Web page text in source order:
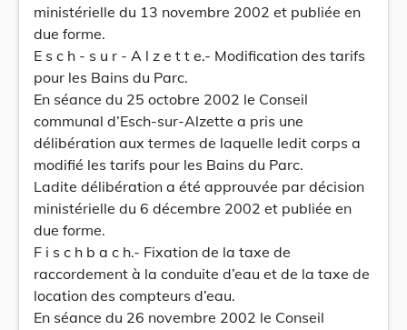
ministérielle du 13 novembre 2002 et publiée en
due forme.
E s c h - s u r - A l z e t t e.- Modification des tarifs
pour les Bains du Parc.
En séance du 25 octobre 2002 le Conseil
communal d’Esch-sur-Alzette a pris une
délibération aux termes de laquelle ledit corps a
modifié les tarifs pour les Bains du Parc.
Ladite délibération a été approuvée par décision
ministérielle du 6 décembre 2002 et publiée en
due forme.
F i s c h b a c h.- Fixation de la taxe de
raccordement à la conduite d’eau et de la taxe de
location des compteurs d’eau.
En séance du 26 novembre 2002 le Conseil